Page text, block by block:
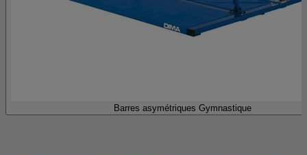
Barres asymétriques Gymnastique